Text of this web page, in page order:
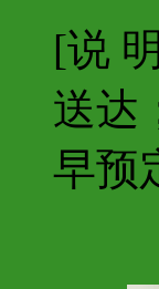
[说
送达
早预